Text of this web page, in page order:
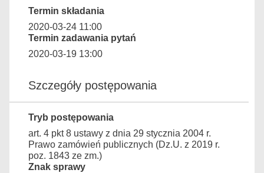
Termin składania
2020-03-24 11:00
Termin zadawania pytań
2020-03-19 13:00
Szczegóły postępowania
Tryb postępowania
art. 4 pkt 8 ustawy z dnia 29 stycznia 2004 r.
Prawo zamówień publicznych (Dz.U. z 2019 r.
poz. 1843 ze zm.)
Znak sprawy